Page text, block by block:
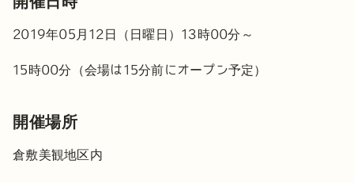
2019年05月12日（日曜日）13時00分～
15時00分（会場は15分前にオープン予定）
開催場所
倉敷美観地区内